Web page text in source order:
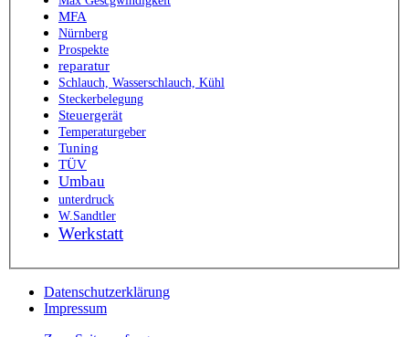
MFA
Nürnberg
Prospekte
reparatur
Schlauch, Wasserschlauch, Kühl
Steckerbelegung
Steuergerät
Temperaturgeber
Tuning
TÜV
Umbau
unterdruck
W.Sandtler
Werkstatt
Datenschutzerklärung
Impressum